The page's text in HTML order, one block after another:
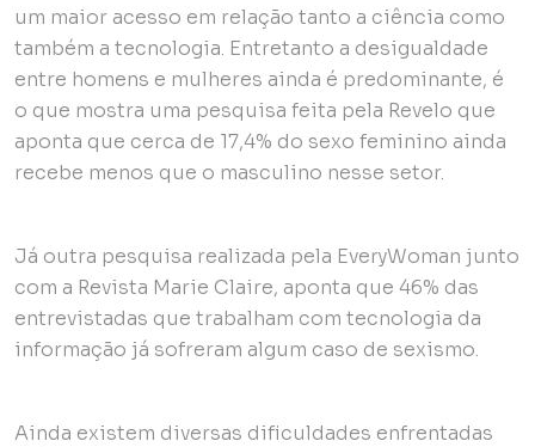
um maior acesso em relação tanto a ciência como
também a tecnologia. Entretanto a desigualdade
entre homens e mulheres ainda é predominante, é
o que mostra uma pesquisa feita pela Revelo que
aponta que cerca de 17,4% do sexo feminino ainda
recebe menos que o masculino nesse setor.
Já outra pesquisa realizada pela EveryWoman junto
com a Revista Marie Claire, aponta que 46% das
entrevistadas que trabalham com tecnologia da
informação já sofreram algum caso de sexismo.
Ainda existem diversas dificuldades enfrentadas